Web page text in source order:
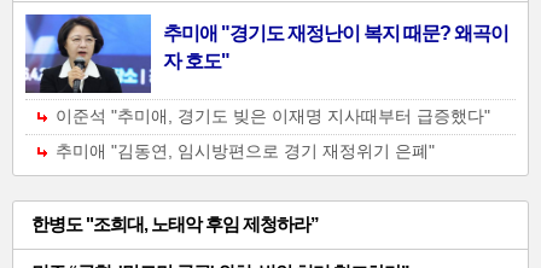
추미애 "경기도 재정난이 복지 때문? 왜곡이
자 호도"
이준석 "추미애, 경기도 빚은 이재명 지사때부터 급증했다"
추미애 "김동연, 임시방편으로 경기 재정위기 은폐"
일
반
한병도 "조희대, 노태악 후임 제청하라”